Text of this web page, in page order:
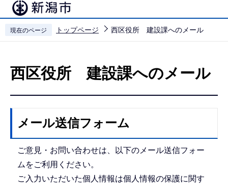
の
現在のページ トップページ 西区役所 建設課へのメール
西区役所 建設課へのメール
メール送信フォーム
ご意見・お問い合わせは、以下のメール送信フォー
ムをご利用ください。
ご入力いただいた個人情報は個人情報の保護に関す